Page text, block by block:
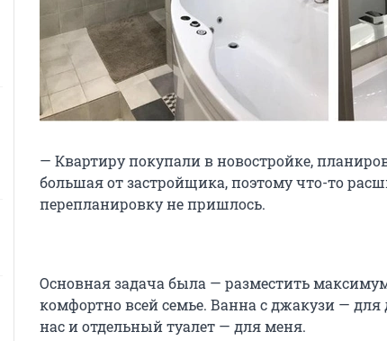
— Квартиру покупали в новостройке,
большая от застройщика, поэтому что-то
перепланировку не пришлось.
Основная задача была — разместить
комфортно всей семье. Ванна с джакузи —
нас и отдельный туалет — для меня.